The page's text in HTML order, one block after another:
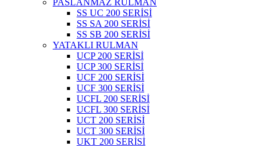
PASLANMAZ RULMAN
SS UC 200 SERİSİ
SS SA 200 SERİSİ
SS SB 200 SERİSİ
YATAKLI RULMAN
UCP 200 SERİSİ
UCP 300 SERİSİ
UCF 200 SERİSİ
UCF 300 SERİSİ
UCFL 200 SERİSİ
UCFL 300 SERİSİ
UCT 200 SERİSİ
UCT 300 SERİSİ
UKT 200 SERİSİ